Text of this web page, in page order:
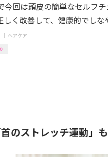
今回は頭皮の簡単なセルフ
しく改善して、健康的でし
ヘアケア
首のストレッチ運動」